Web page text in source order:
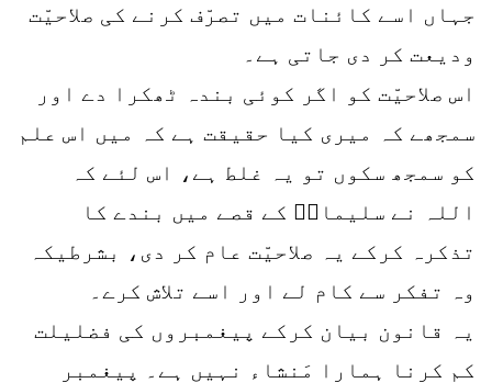
جہاں اسے کائنات میں تصرّف کرنے کی صلاحیّت
ودیعت کر دی جاتی ہے۔
اس صلاحیّت کو اگر کوئی بندہ ٹھکرا دے اور
سمجھے کہ میری کیا حقیقت ہے کہ میں اس علم
کو سمجھ سکوں تو یہ غلط ہے، اس لئے کہ
اللہ نے سلیمانؑ کے قصے میں بندے کا
تذکرہ کرکے یہ صلاحیّت عام کر دی، بشرطیکہ
وہ تفکر سے کام لے اور اسے تلاش کرے۔
یہ قانون بیان کرکے پیغمبروں کی فضلیلت
کم کرنا ہمارا مَنشاء نہیں ہے۔ پیغمبر